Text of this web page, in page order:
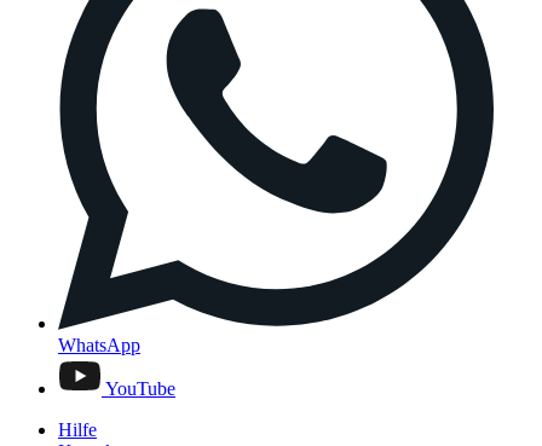
WhatsApp
YouTube
Hilfe